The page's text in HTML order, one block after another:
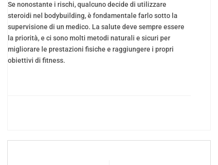
Se nonostante i rischi, qualcuno decide di utilizzare
steroidi nel bodybuilding, è fondamentale farlo sotto la
supervisione di un medico. La salute deve sempre essere
la priorità, e ci sono molti metodi naturali e sicuri per
migliorare le prestazioni fisiche e raggiungere i propri
obiettivi di fitness.